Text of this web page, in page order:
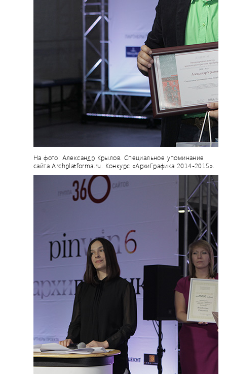
На фото: Александр Крылов. Специальное упоминание
сайта Archplatforma.ru. Конкурс «АрхиГрафика 2014-2015».